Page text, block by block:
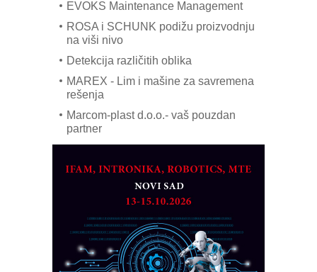
EVOKS Maintenance Management
ROSA i SCHUNK podižu proizvodnju
na viši nivo
Detekcija različitih oblika
MAREX - Lim i mašine za savremena
rešenja
Marcom-plast d.o.o.- vaš pouzdan
partner
obradu!
Razvoj asortimanskog pravca MINI-
PLC AKYTEC
AUKOM: Svetski standard metrologije
dostupan u Srbiji
MOTOMAN – NEXT-Robotika vođena
veštačkom inteligencijom